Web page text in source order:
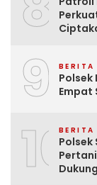
9 BERITA
Polsek
Empat
10BERITA
Polsek